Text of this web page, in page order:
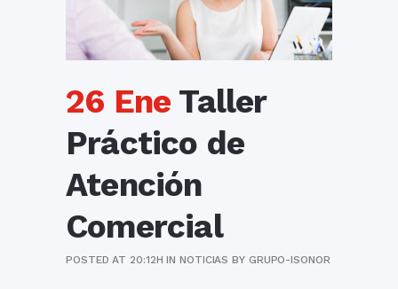
26 Ene Taller
Práctico de
Atención
Comercial
POSTED AT 20:12H INNOTICIAS BY GRUPO-ISONOR